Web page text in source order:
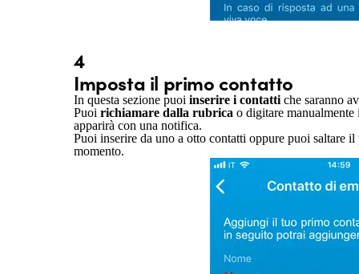
4
Imposta il primo contatto
In questa sezione puoi inserire i contatti che saranno
Puoi richiamare dalla rubrica o digitare
apparirà con una notifica.
Puoi inserire da uno a otto contatti oppure puoi saltare
momento.